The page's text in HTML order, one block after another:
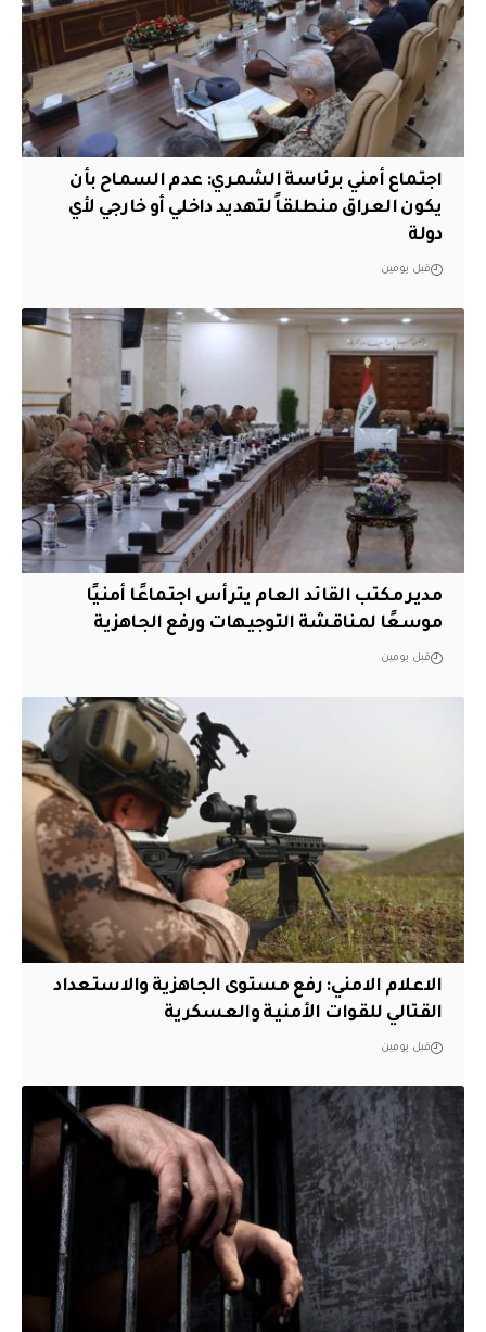
اجتماع أمني برئاسة الشمري: عدم السماح بأن
يكون العراق منطلقاً لتهديد داخلي أو خارجي لأي
دولة
قبل يومين
مدير مكتب القائد العام يترأس اجتماعًا أمنيًا
موسعًا لمناقشة التوجيهات ورفع الجاهزية
قبل يومين
الاعلام الامني: رفع مستوى الجاهزية والاستعداد
القتالي للقوات الأمنية والعسكرية
قبل يومين